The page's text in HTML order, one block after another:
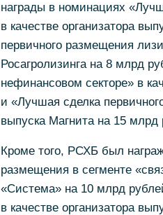
награды в номинациях
в качестве организатора
первичного размещения
Росагролизинга на 8 млрд
нефинансовом секторе» в
и «Лучшая сделка
выпуска Магнита на 15 млрд
Кроме того, РСХБ был
размещения в сегменте
«Система» на 10 млрд
в качестве организатора